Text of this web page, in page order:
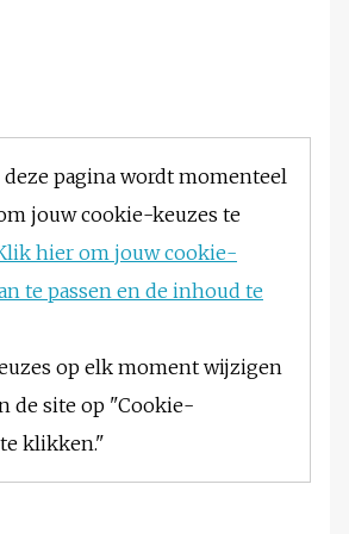
pagina wordt momenteel
jouw cookie-keuzes te
hier om jouw cookie-
te passen en de inhoud te
op elk moment wijzigen
de site op "Cookie-
klikken."